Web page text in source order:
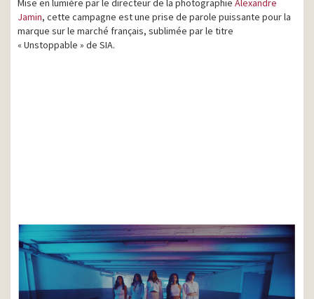
Mise en lumière par le directeur de la photographie Alexandre
Jamin, cette campagne est une prise de parole puissante pour la
marque sur le marché français, sublimée par le titre
« Unstoppable » de SIA.